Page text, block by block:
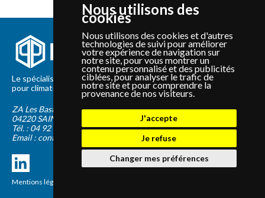
Nous utilisons des
cookies
Nous utilisons des cookies et d'autres
technologies de suivi pour améliorer
votre expérience de navigation sur
notre site, pour vous montrer un
contenu personnalisé et des publicités
ciblées, pour analyser le trafic de
notre site et pour comprendre la
provenance de nos visiteurs.
J'accepte
Je refuse
Changer mes préférences
Le spécialiste depuis 2012 de la vente de pièces détachées
pour climatisation et Pompe à Chaleur Panasonic et Sanyo
ZA Les Bastides Blanches
04220 SAINTE-TULLE
Tél. : 04 92 75 89 55
Email : contact@panapieces.com
Mentions légales